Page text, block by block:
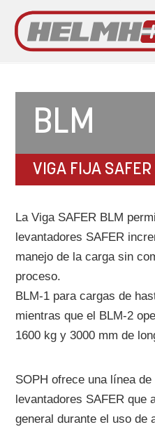
BLM
VIGA FIJA SAFER
La Viga SAFER BLM
levantadores SAFER
manejo de la carga sin
proceso.
BLM-1 para cargas de
mientras que el BLM-2
1600 kg y 3000 mm de
SOPH ofrece una línea
levantadores SAFER que
general durante el uso de